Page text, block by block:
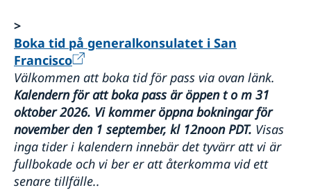
>
Boka tid på generalkonsulatet i San
Francisco
Välkommen att boka tid för pass via ovan länk.
Kalendern för att boka pass är öppen t o m 31
oktober 2026. Vi kommer öppna bokningar för
november den 1 september, kl 12noon PDT. Visas
inga tider i kalendern innebär det tyvärr att vi är
fullbokade och vi ber er att återkomma vid ett
senare tillfälle..